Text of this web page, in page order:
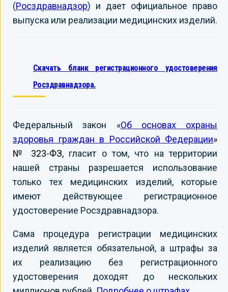
(Росздравнадзор) и дает официальное право
выпуска или реализации медицинских изделий.
Скачать бланк регистрационного удостоверения
Росздравнадзора.
Федеральный закон «Об основах охраны
здоровья граждан в Российской Федерации»
№ 323-ФЗ, гласит о том, что на территории
нашей страны разрешается использование
только тех медицинских изделий, которые
имеют действующее регистрационное
удостоверение Росздравнадзора.
Сама процедура регистрации медицинских
изделий является обязательной, а штрафы за
их реализацию без регистрационного
удостоверения доходят до нескольких